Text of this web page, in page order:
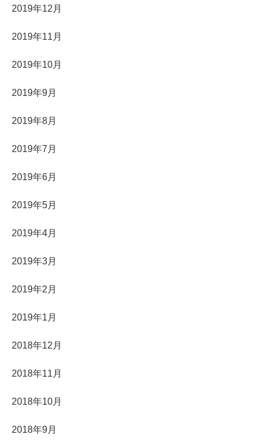
2019年12月
2019年11月
2019年10月
2019年9月
2019年8月
2019年7月
2019年6月
2019年5月
2019年4月
2019年3月
2019年2月
2019年1月
2018年12月
2018年11月
2018年10月
2018年9月